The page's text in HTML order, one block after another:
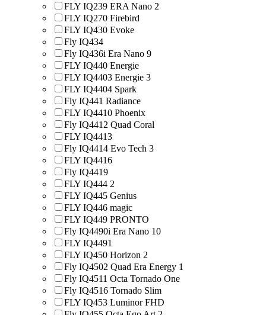
FLY IQ239 ERA Nano 2
FLY IQ270 Firebird
FLY IQ430 Evoke
Fly IQ434
Fly IQ436i Era Nano 9
FLY IQ440 Energie
FLY IQ4403 Energie 3
FLY IQ4404 Spark
Fly IQ441 Radiance
FLY IQ4410 Phoenix
Fly IQ4412 Quad Coral
FLY IQ4413
Fly IQ4414 Evo Tech 3
FLY IQ4416
Fly IQ4419
FLY IQ444 2
FLY IQ445 Genius
FLY IQ446 magic
FLY IQ449 PRONTO
Fly IQ4490i Era Nano 10
FLY IQ4491
FLY IQ450 Horizon 2
Fly IQ4502 Quad Era Energy 1
Fly IQ4511 Octa Tornado One
Fly IQ4516 Tornado Slim
FLY IQ453 Luminor FHD